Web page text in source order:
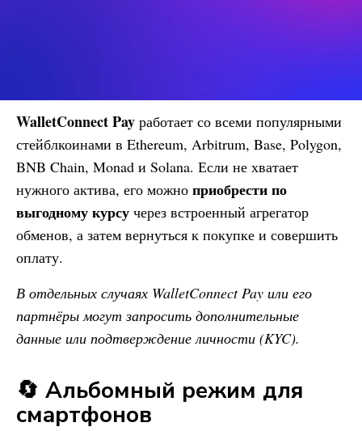
WalletConnect Pay работает со всеми популярными
стейблкоинами в Ethereum, Arbitrum, Base, Polygon,
BNB Chain, Monad и Solana. Если не хватает
нужного актива, его можно приобрести по
выгодному курсу через встроенный агрегатор
обменов, а затем вернуться к покупке и совершить
оплату.
В отдельных случаях WalletConnect Pay или его
партнёры могут запросить дополнительные
данные или подтверждение личности (KYC).
🔄 Альбомный режим для
смартфонов